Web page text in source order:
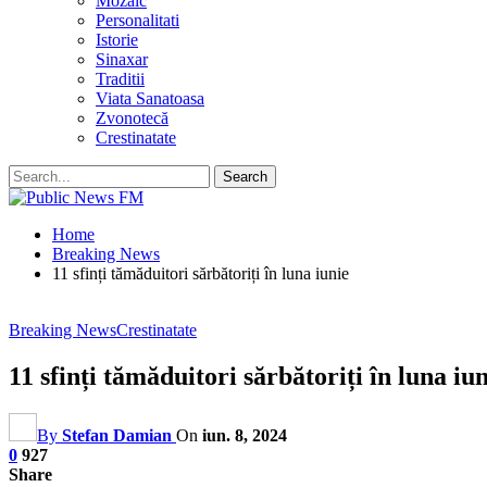
Personalitati
Istorie
Sinaxar
Traditii
Viata Sanatoasa
Zvonotecă
Crestinatate
Home
Breaking News
11 sfinți tămăduitori sărbătoriți în luna iunie
Breaking NewsCrestinatate
11 sfinți tămăduitori sărbătoriți în luna
By Stefan Damian On iun. 8, 2024
0 927
Share